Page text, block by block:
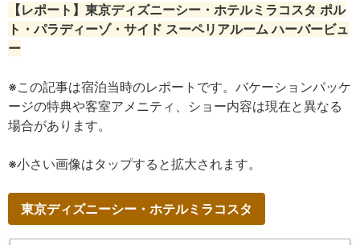
【レポート】東京ディズニーシー・ホテルミラコスタ ポル
ト・パラディーゾ・サイド スーペリアルーム ハーバービュ
ー
※この記事は宿泊当時のレポートです。バケーションパッケ
ージの特典や客室アメニティ、ショー内容は現在と異なる
場合があります。
※小さい画像はタップすると拡大されます。
東京ディズニーシー・ホテルミラコスタ